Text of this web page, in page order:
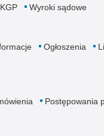
Wyroki sądowe
Ogłoszenia
Postępowania